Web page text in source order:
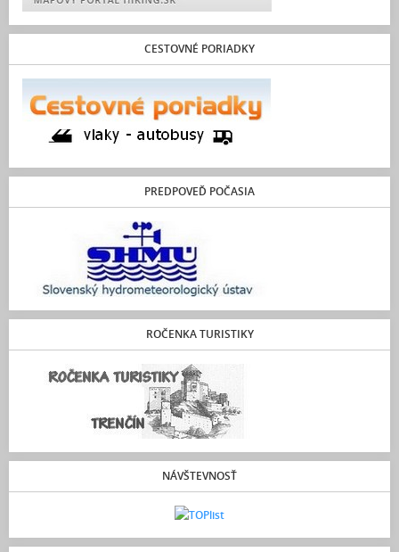
CESTOVNÉ PORIADKY
PREDPOVEĎ POČASIA
ROČENKA TURISTIKY
NÁVŠTEVNOSŤ